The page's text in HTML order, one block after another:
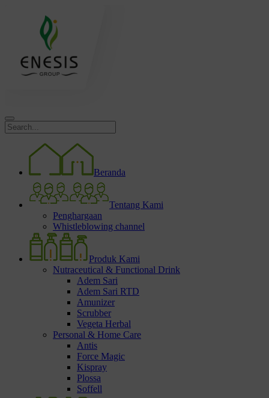
Beranda
Tentang Kami
Penghargaan
Whistleblowing channel
Produk Kami
Nutraceutical & Functional Drink
Adem Sari
Adem Sari RTD
Amunizer
Scrubber
Vegeta Herbal
Personal & Home Care
Antis
Force Magic
Kispray
Plossa
Soffell